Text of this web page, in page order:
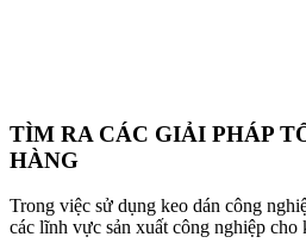
TÌM RA CÁC GIẢI PHÁP
HÀNG
Trong việc sử dụng keo dán công
các lĩnh vực sản xuất công nghiệp cho